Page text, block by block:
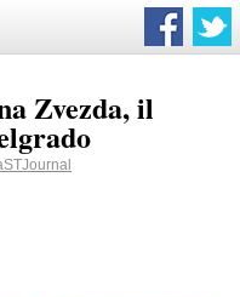
Zvezda, il